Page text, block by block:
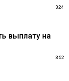
324
выплату на
362